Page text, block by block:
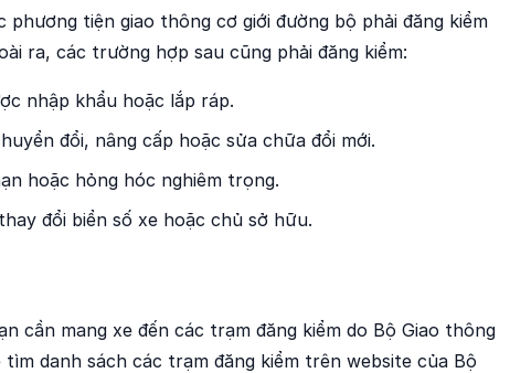
phương tiện giao thông cơ giới đường bộ phải đăng kiểm
ra, các trường hợp sau cũng phải đăng kiểm:
nhập khẩu hoặc lắp ráp.
đổi, nâng cấp hoặc sửa chữa đổi mới.
hoặc hỏng hóc nghiêm trọng.
đổi biển số xe hoặc chủ sở hữu.
cần mang xe đến các trạm đăng kiểm do Bộ Giao thông
danh sách các trạm đăng kiểm trên website của Bộ